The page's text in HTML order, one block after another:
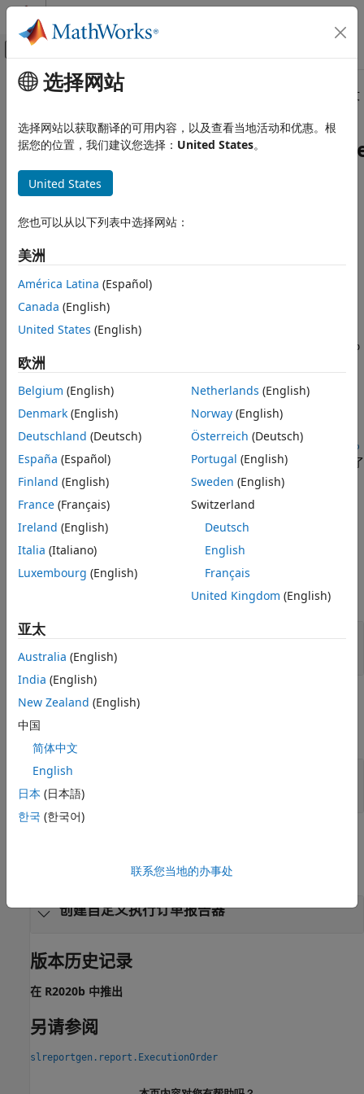
跳到内容
画布外导航菜单切换
文档主页
Simulink Report Generator
使用报告 API 创建报告程序
slreportgen.report.ExecutionOrder.customizeReporter
语法
描述
示例
版本历史记录
另请参阅
主要内容
本页面提供的是上一版软件的文档。当前版本中已删除对应的英文
类:slreportgen.report.ExecutionOrder
创建自定义执行顺序报告器类
全页展开
语法
reporter =
slreportgen.report.ExecutionOrder.customizeReporter(classp
ath)
说明
reporter
=
slreportgen.report.ExecutionOrder.customizeReporter(
classp
ath )在classpath 指定的位置创建一个类定义文件，该文件定义了
slreportgen.report.ExecutionOrder的子类。此方法还将默认的
报告器模板复制到包含类定义文件的文件夹的
resources/templates
子文件夹中。您可以使用类定义文件作为起
点来为您的报告设计自定义执行顺序报告器类。
输入参数
classpath—新类定义文件的路径和名称
字符串标量
输出参量
全部展开
reporter
字符串标量
创建自定义执行订单报告器
版本历史记录
在 R2020b 中推出
另请参阅
slreportgen.report.ExecutionOrder
选择网站
选择网站以获取翻译的可用内容，以及查看当地活动和优惠。根
据您的位置，我们建议您选择： United States。
United States
您也可以从以下列表中选择网站：
美洲
América Latina (Español)
Canada (English)
United States (English)
欧洲
Belgium (English)
Denmark (English)
Deutschland (Deutsch)
España (Español)
Finland (English)
France (Français)
Ireland (English)
Italia (Italiano)
Luxembourg (English)
Netherlands (English)
Norway(English)
Österreich (Deutsch)
Portugal (English)
Sweden (English)
Switzerland
Deutsch
English
Français
United Kingdom (English)
亚太
Australia (English)
India (English)
New Zealand (English)
中国
简体中文
English
日本 (日本語)
한국 (한국어)
联系您当地的办事处